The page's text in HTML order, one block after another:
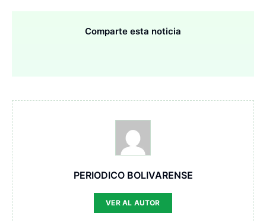
Comparte esta noticia
PERIODICO BOLIVARENSE
VER AL AUTOR